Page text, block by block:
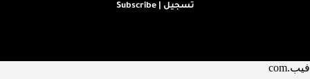
تسجيل | Subscribe
فيب.com